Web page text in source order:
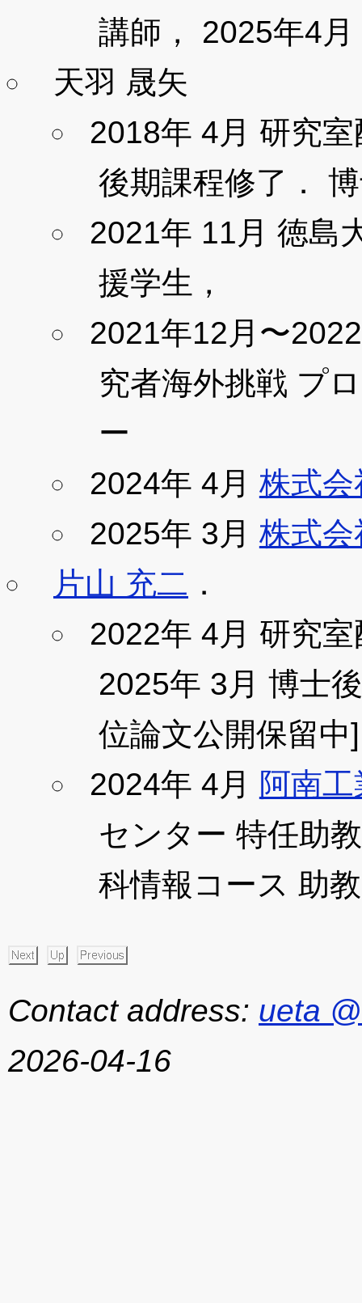
講師， 2025年4
天羽 晟矢
2018年 4月 研究
後期課程修了．
2021年 11月 徳島
援学生，
2021年12月〜
究者海外挑戦 プ
ー
2024年 4月 株式
2025年 3月 株式
片山 充二 ．
2022年 4月 研究
2025年 3月 博士
位論文公開保留中]
2024年 4月 阿南
センター 特任助
科情報コース 助
Contact address: ueta
2026-04-16